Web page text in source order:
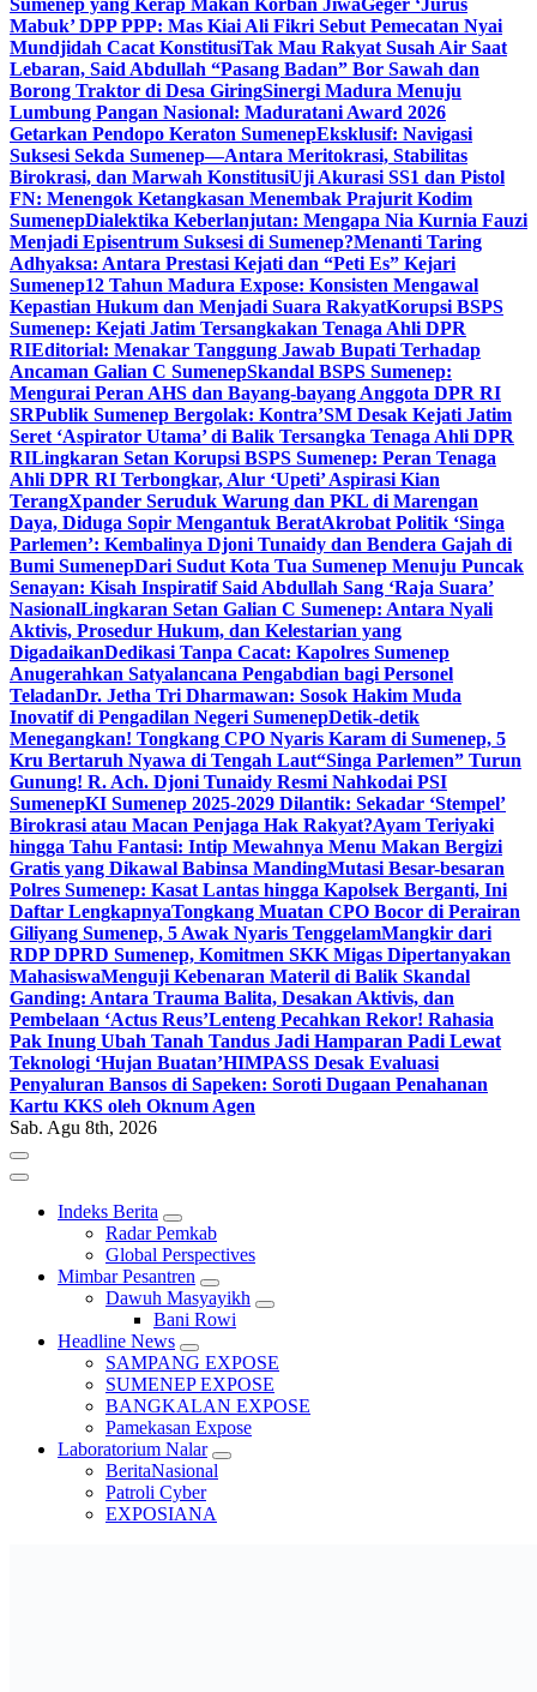
Sumenep yang Kerap Makan Korban JiwaGeger ‘Jurus
Mabuk’ DPP PPP: Mas Kiai Ali Fikri Sebut Pemecatan Nyai
Mundjidah Cacat KonstitusiTak Mau Rakyat Susah Air Saat
Lebaran, Said Abdullah “Pasang Badan” Bor Sawah dan
Borong Traktor di Desa GiringSinergi Madura Menuju
Lumbung Pangan Nasional: Maduratani Award 2026
Getarkan Pendopo Keraton SumenepEksklusif: Navigasi
Suksesi Sekda Sumenep—Antara Meritokrasi, Stabilitas
Birokrasi, dan Marwah KonstitusiUji Akurasi SS1 dan Pistol
FN: Menengok Ketangkasan Menembak Prajurit Kodim
SumenepDialektika Keberlanjutan: Mengapa Nia Kurnia Fauzi
Menjadi Episentrum Suksesi di Sumenep?Menanti Taring
Adhyaksa: Antara Prestasi Kejati dan “Peti Es” Kejari
Sumenep12 Tahun Madura Expose: Konsisten Mengawal
Kepastian Hukum dan Menjadi Suara RakyatKorupsi BSPS
Sumenep: Kejati Jatim Tersangkakan Tenaga Ahli DPR
RIEditorial: Menakar Tanggung Jawab Bupati Terhadap
Ancaman Galian C SumenepSkandal BSPS Sumenep:
Mengurai Peran AHS dan Bayang-bayang Anggota DPR RI
SRPublik Sumenep Bergolak: Kontra’SM Desak Kejati Jatim
Seret ‘Aspirator Utama’ di Balik Tersangka Tenaga Ahli DPR
RILingkaran Setan Korupsi BSPS Sumenep: Peran Tenaga
Ahli DPR RI Terbongkar, Alur ‘Upeti’ Aspirasi Kian
TerangXpander Seruduk Warung dan PKL di Marengan
Daya, Diduga Sopir Mengantuk BeratAkrobat Politik ‘Singa
Parlemen’: Kembalinya Djoni Tunaidy dan Bendera Gajah di
Bumi SumenepDari Sudut Kota Tua Sumenep Menuju Puncak
Senayan: Kisah Inspiratif Said Abdullah Sang ‘Raja Suara’
NasionalLingkaran Setan Galian C Sumenep: Antara Nyali
Aktivis, Prosedur Hukum, dan Kelestarian yang
DigadaikanDedikasi Tanpa Cacat: Kapolres Sumenep
Anugerahkan Satyalancana Pengabdian bagi Personel
TeladanDr. Jetha Tri Dharmawan: Sosok Hakim Muda
Inovatif di Pengadilan Negeri SumenepDetik-detik
Menegangkan! Tongkang CPO Nyaris Karam di Sumenep, 5
Kru Bertaruh Nyawa di Tengah Laut“Singa Parlemen” Turun
Gunung! R. Ach. Djoni Tunaidy Resmi Nahkodai PSI
SumenepKI Sumenep 2025-2029 Dilantik: Sekadar ‘Stempel’
Birokrasi atau Macan Penjaga Hak Rakyat?Ayam Teriyaki
hingga Tahu Fantasi: Intip Mewahnya Menu Makan Bergizi
Gratis yang Dikawal Babinsa MandingMutasi Besar-besaran
Polres Sumenep: Kasat Lantas hingga Kapolsek Berganti, Ini
Daftar LengkapnyaTongkang Muatan CPO Bocor di Perairan
Giliyang Sumenep, 5 Awak Nyaris TenggelamMangkir dari
RDP DPRD Sumenep, Komitmen SKK Migas Dipertanyakan
MahasiswaMenguji Kebenaran Materil di Balik Skandal
Ganding: Antara Trauma Balita, Desakan Aktivis, dan
Pembelaan ‘Actus Reus’Lenteng Pecahkan Rekor! Rahasia
Pak Inung Ubah Tanah Tandus Jadi Hamparan Padi Lewat
Teknologi ‘Hujan Buatan’HIMPASS Desak Evaluasi
Penyaluran Bansos di Sapeken: Soroti Dugaan Penahanan
Kartu KKS oleh Oknum Agen
Sab. Agu 8th, 2026
Indeks Berita
Radar Pemkab
Global Perspectives
Mimbar Pesantren
Dawuh Masyayikh
Bani Rowi
Headline News
SAMPANG EXPOSE
SUMENEP EXPOSE
BANGKALAN EXPOSE
Pamekasan Expose
Laboratorium Nalar
BeritaNasional
Patroli Cyber
EXPOSIANA